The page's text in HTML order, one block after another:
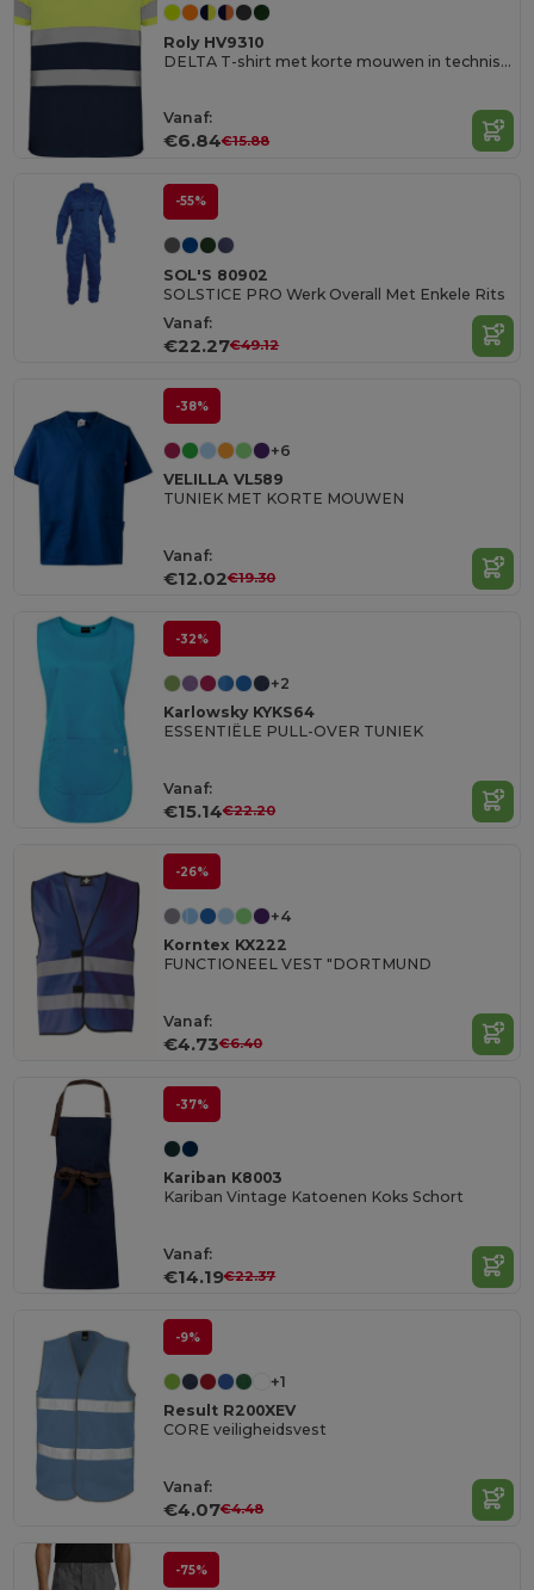
Roly HV9310
DELTA T-shirt met korte mouwen in technisch weefsel
Vanaf:
€6.84€15.88
-55%
SOL'S 80902
SOLSTICE PRO Werk Overall Met Enkele Rits
Vanaf:
€22.27€49.12
-38%
+6
VELILLA VL589
TUNIEK MET KORTE MOUWEN
Vanaf:
€12.02€19.30
-32%
+2
Karlowsky KYKS64
ESSENTIËLE PULL-OVER TUNIEK
Vanaf:
€15.14€22.20
-26%
+4
Korntex KX222
FUNCTIONEEL VEST "DORTMUND
Vanaf:
€4.73€6.40
-37%
Kariban K8003
Kariban Vintage Katoenen Koks Schort
Vanaf:
€14.19€22.37
-9%
+1
Result R200XEV
CORE veiligheidsvest
Vanaf:
€4.07€4.48
-75%